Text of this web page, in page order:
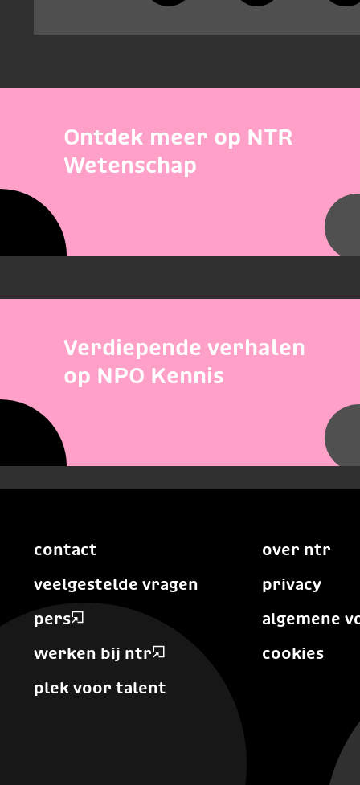
Ontdek meer op NTR
Wetenschap
Verdiepende verhalen
op NPO Kennis
contact
veelgestelde vragen
pers
werken bij ntr
plek voor talent
over ntr
privacy
algemene
cookies